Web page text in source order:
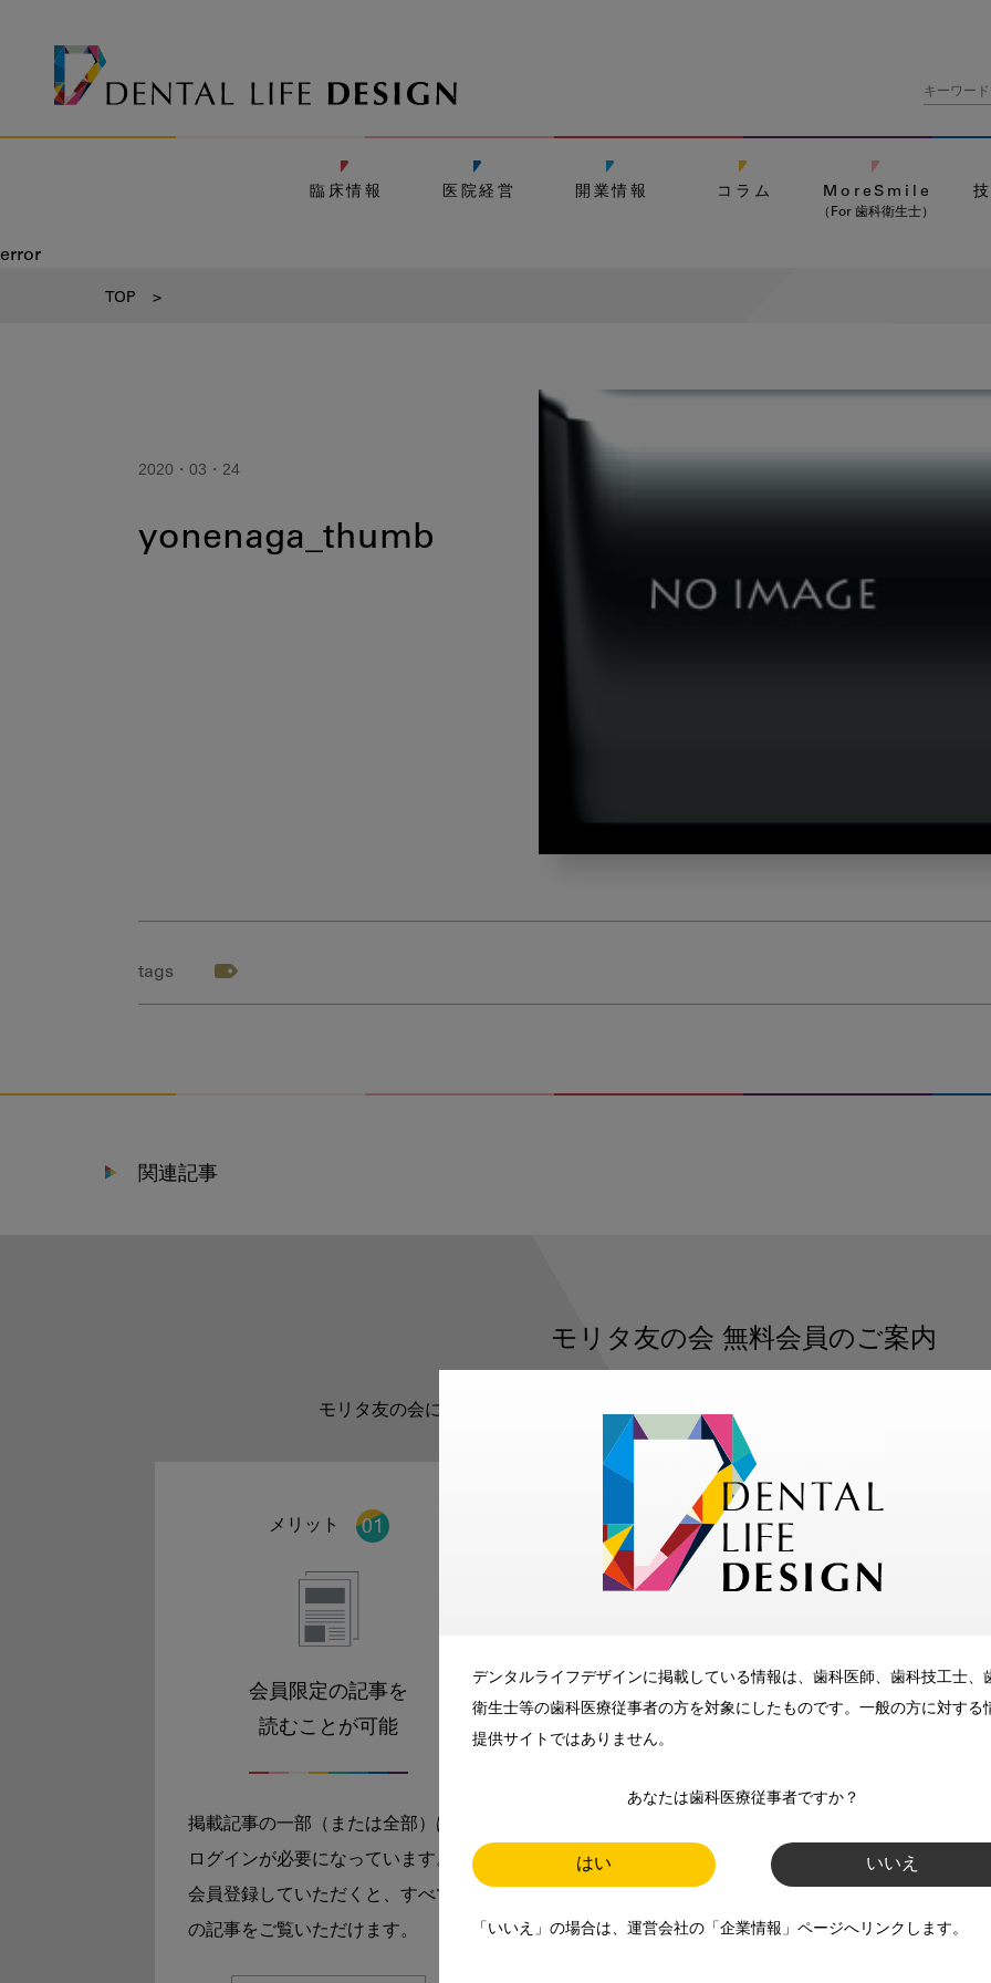
デンタルライフデザインに掲載している情報は、歯科医師、歯科技工士、
衛生士等の歯科医療従事者の方を対象にしたものです。一般の方に対する
提供サイトではありません。
あなたは歯科医療従事者ですか？
はい いいえ
「いいえ」の場合は、運営会社の「企業情報」ページへリンクします。
臨床情報 医院経営 開業情報 コラム MoreSmile
（For 歯科衛生士）
error
TOP >
2020・03・24
yonenaga_thumb
tags
関連記事
モリタ友の会 無料会員のご案内
モリタ友の会に登録いただくと、デンタルライフデザインをもっと便利にご利用い
メリット
会員限定の記事を
読むことが可能
掲載記事の一部（または全部）は
ログインが必要になっています。
会員登録していただくと、すべて
の記事をご覧いただけます。
メリット
メールマガジンでお届け
師、歯科衛生士、歯科技工士）に
お届けします。